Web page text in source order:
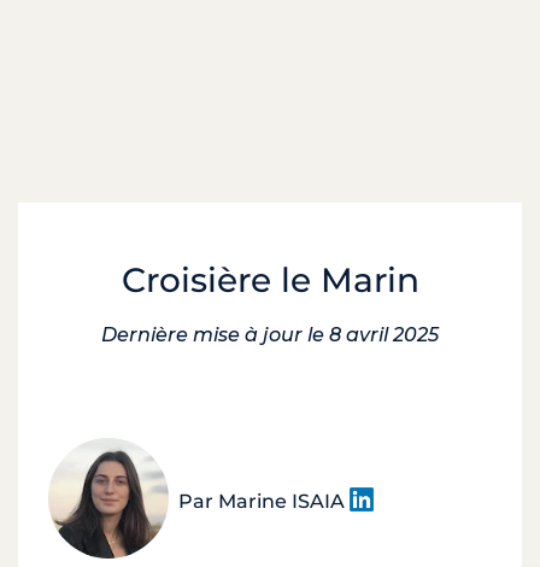
Croisière le Marin
Dernière mise à jour le 8 avril 2025
Par Marine ISAIA